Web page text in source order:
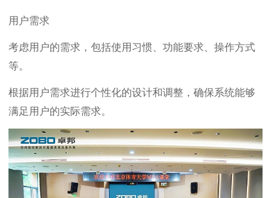
用户需求
考虑用户的需求，包括使用习惯、功能要求、操作方式
等。
根据用户需求进行个性化的设计和调整，确保系统能够
满足用户的实际需求。